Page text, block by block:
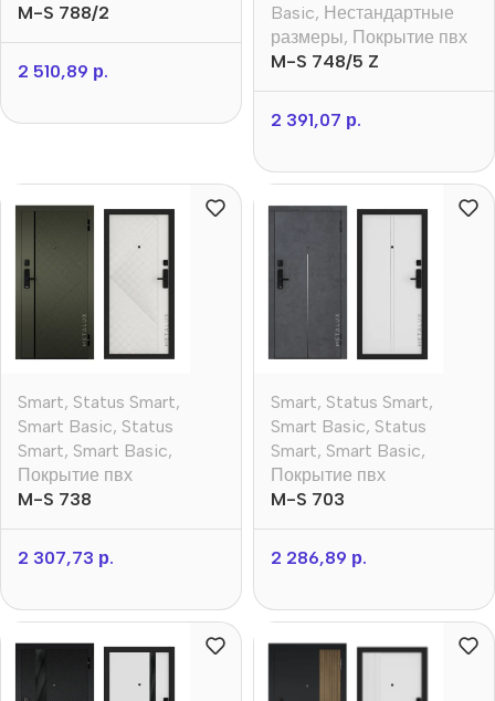
M-S 788/2
2 510,89 р.
Basic, Нестандартные
размеры, Покрытие пвх
M-S 748/5 Z
2 391,07 р.
Smart, Status Smart,
Smart Basic, Status
Smart, Smart Basic,
Покрытие пвх
M-S 738
2 307,73 р.
Smart, Status Smart,
Smart Basic, Status
Smart, Smart Basic,
Покрытие пвх
M-S 703
2 286,89 р.